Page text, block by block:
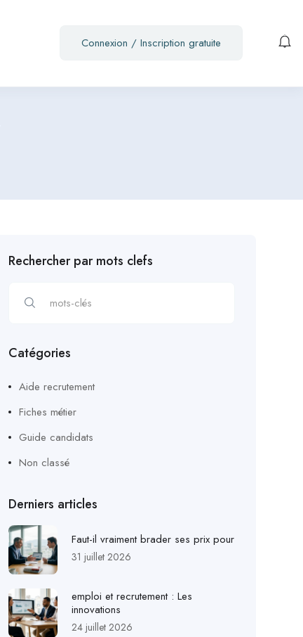
Connexion / Inscription gratuite
Rechercher par mots clefs
Catégories
Aide recrutement
Fiches métier
Guide candidats
Non classé
Derniers articles
Faut-il vraiment brader ses prix pour
31 juillet 2026
emploi et recrutement : Les
innovations
24 juillet 2026